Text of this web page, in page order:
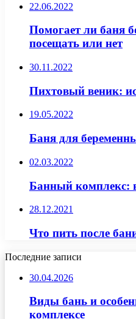
22.06.2022
Помогает ли баня
посещать или нет
30.11.2022
Пихтовый веник:
19.05.2022
Баня для
02.03.2022
Банный комплекс:
28.12.2021
Что пить после
Последние записи
30.04.2026
Виды бань и
комплексе